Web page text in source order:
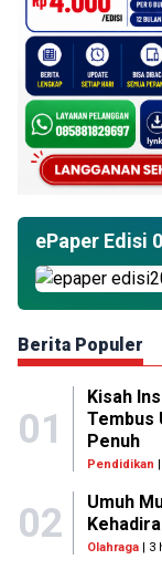
ePaper Edisi
Berita Populer
01
Kisah
Tembus
Penuh
Pendidikan
02
Umuh
Olahraga| 3